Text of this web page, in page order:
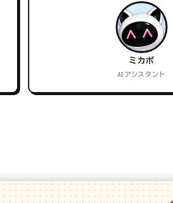
ミカポ
AIアシスタント